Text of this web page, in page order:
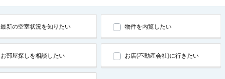
最新の空室状況を知りたい 物件を内覧したい
お部屋探しを相談したい お店(不動産会社)に行きたい